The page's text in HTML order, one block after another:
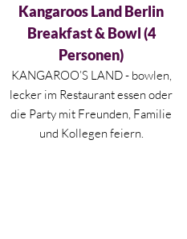
Aktueller Preis ist: 55,00 €.
Kangaroos Land Berlin
Breakfast & Bowl (4
Personen)
KANGAROO’S LAND - bowlen,
lecker im Restaurant essen oder
die Party mit Freunden, Familie
und Kollegen feiern.